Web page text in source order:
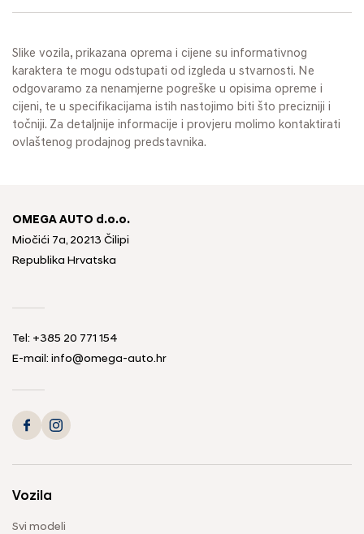
Slike vozila, prikazana oprema i cijene su informativnog
karaktera te mogu odstupati od izgleda u stvarnosti. Ne
odgovaramo za nenamjerne pogreške u opisima opreme i
cijeni, te u specifikacijama istih nastojimo biti što precizniji i
točniji. Za detaljnije informacije i provjeru molimo kontaktirati
ovlaštenog prodajnog predstavnika.
OMEGA AUTO d.o.o.
Miočići 7a, 20213 Čilipi
Republika Hrvatska
Tel: +385 20 771 154
E-mail: info@omega-auto.hr
Vozila
Svi modeli